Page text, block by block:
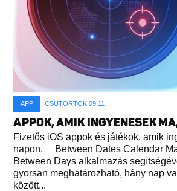
APP CSÜTÖRTÖK 09:11
APPOK, AMIK INGYENESEK
Fizetős iOS appok és játékok, amik
napon. Between Dates Calendar
Between Days alkalmazás
gyorsan meghatározható, hány nap
között...